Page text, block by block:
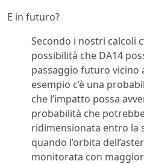
E in futuro?
Secondo i nostri calcoli
possibilità che DA14
passaggio futuro vicino
esempio c’è una
che l’impatto possa
probabilità che
ridimensionata entro la
quando l’orbita
monitorata con